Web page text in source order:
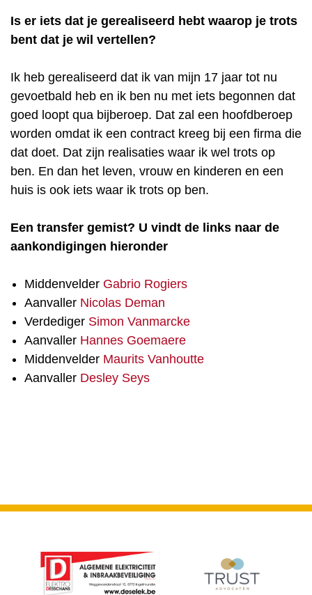
Is er iets dat je gerealiseerd hebt waarop je trots
bent dat je wil vertellen?
Ik heb gerealiseerd dat ik van mijn 17 jaar tot nu
gevoetbald heb en ik ben nu met iets begonnen dat
goed loopt qua bijberoep. Dat zal een hoofdberoep
worden omdat ik een contract kreeg bij een firma die
dat doet. Dat zijn realisaties waar ik wel trots op
ben. En dan het leven, vrouw en kinderen en een
huis is ook iets waar ik trots op ben.
Een transfer gemist? U vindt de links naar de
aankondigingen hieronder
Middenvelder Gabrio Rogiers
Aanvaller Nicolas Deman
Verdediger Simon Vanmarcke
Aanvaller Hannes Goemaere
Middenvelder Maurits Vanhoutte
Aanvaller Desley Seys